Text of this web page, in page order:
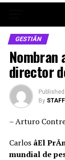
GESTIÃN
Nombran
director
Published
By
– Arturo
Carlos âEl
mundial de